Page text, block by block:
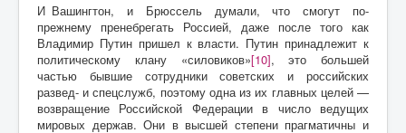
И Вашингтон, и Брюссель думали, что смогут по-
прежнему пренебрегать Россией, даже после того как
Владимир Путин пришел к власти. Путин принадлежит к
политическому клану «силовиков»[10], это большей
частью бывшие сотрудники советских и российских
развед- и спецслужб, поэтому одна из их главных целей —
возвращение Российской Федерации в число ведущих
мировых держав. Они в высшей степени прагматичны и